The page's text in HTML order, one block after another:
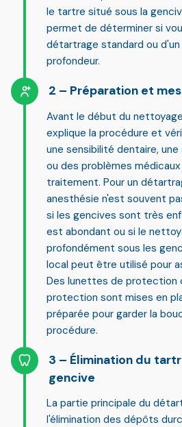
le tartre situé sous la
permet de déterminer si
détartrage standard ou
profondeur.
Préparation et
Avant le début du
explique la procédure et
une sensibilité dentaire,
ou des problèmes
traitement. Pour un
anesthésie n'est souvent
si les gencives sont très
est abondant ou si le
profondément sous les
local peut être utilisé pour
Des lunettes de protection
protection sont mises en
préparée pour garder la
procédure.
Élimination du
gencive
La partie principale du
l'élimination des dépôts